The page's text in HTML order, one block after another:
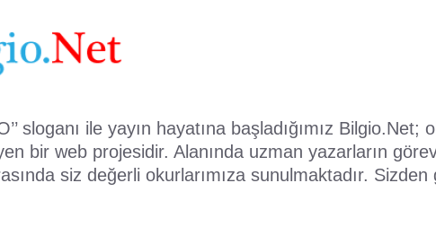
O’’ sloganı ile yayın hayatına başladığımız
bir web projesidir. Alanında uzman yazarların
siz değerli okurlarımıza sunulmaktadır.